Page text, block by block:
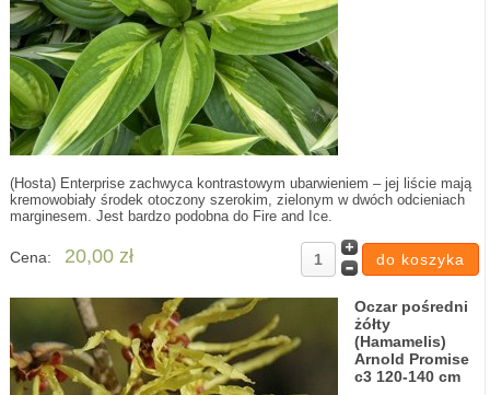
(Hosta) Enterprise zachwyca kontrastowym ubarwieniem – jej liście mają
kremowobiały środek otoczony szerokim, zielonym w dwóch odcieniach
marginesem. Jest bardzo podobna do Fire and Ice.
Cena: 20,00 zł
Oczar pośredni
żółty
(Hamamelis)
Arnold Promise
c3 120-140 cm